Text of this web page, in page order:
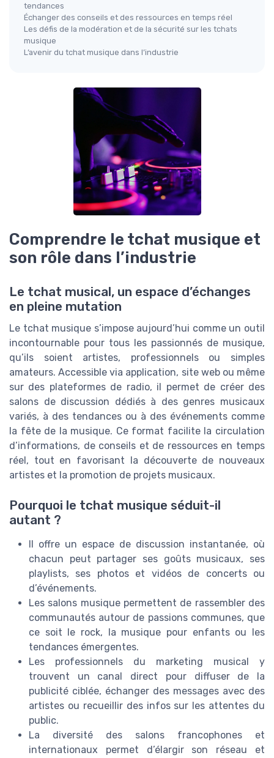
tendances
Échanger des conseils et des ressources en temps réel
Les défis de la modération et de la sécurité sur les tchats
musique
L’avenir du tchat musique dans l’industrie
Comprendre le tchat musique et
son rôle dans l’industrie
Le tchat musical, un espace d’échanges
en pleine mutation
Le tchat musique s’impose aujourd’hui comme un outil
incontournable pour tous les passionnés de musique,
qu’ils soient artistes, professionnels ou simples
amateurs. Accessible via application, site web ou même
sur des plateformes de radio, il permet de créer des
salons de discussion dédiés à des genres musicaux
variés, à des tendances ou à des événements comme
la fête de la musique. Ce format facilite la circulation
d’informations, de conseils et de ressources en temps
réel, tout en favorisant la découverte de nouveaux
artistes et la promotion de projets musicaux.
Pourquoi le tchat musique séduit-il
autant ?
Il offre un espace de discussion instantanée, où
chacun peut partager ses goûts musicaux, ses
playlists, ses photos et vidéos de concerts ou
d’événements.
Les salons musique permettent de rassembler des
communautés autour de passions communes, que
ce soit le rock, la musique pour enfants ou les
tendances émergentes.
Les professionnels du marketing musical y
trouvent un canal direct pour diffuser de la
publicité ciblée, échanger des messages avec des
artistes ou recueillir des infos sur les attentes du
public.
La diversité des salons francophones et
internationaux permet d’élargir son réseau et